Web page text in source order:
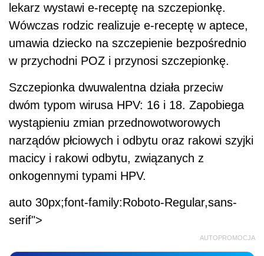
lekarz wystawi e-receptę na szczepionkę.
Wówczas rodzic realizuje e-receptę w aptece,
umawia dziecko na szczepienie bezpośrednio
w przychodni POZ i przynosi szczepionkę.
Szczepionka dwuwalentna działa przeciw
dwóm typom wirusa HPV: 16 i 18. Zapobiega
wystąpieniu zmian przednowotworowych
narządów płciowych i odbytu oraz rakowi szyjki
macicy i rakowi odbytu, związanych z
onkogennymi typami HPV.
auto 30px;font-family:Roboto-Regular,sans-
serif">
AUTOPROMOCJA